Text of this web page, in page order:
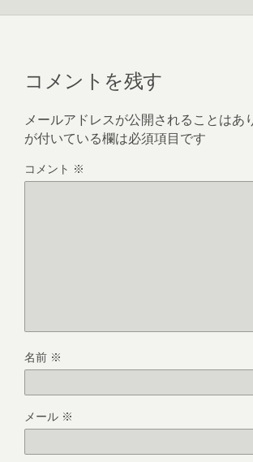
コメントを残す
メールアドレスが公開されることはあ
が付いている欄は必須項目です
コメント ※
名前 ※
メール ※